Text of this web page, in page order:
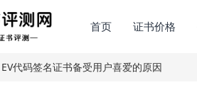
首页 证书价格
代码签名证书备受用户喜爱的原因